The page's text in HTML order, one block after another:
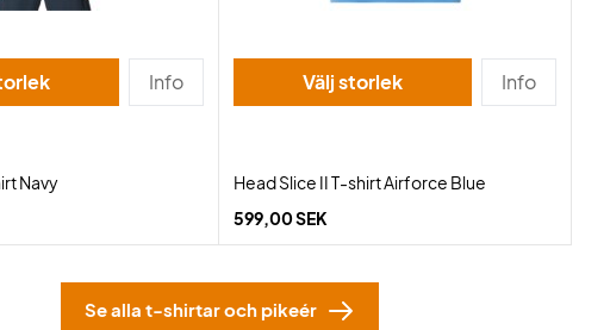
storlek Info
Navy
Välj storlek Info
Head Slice II T-shirt Airforce Blue
599,00 SEK
Se alla t-shirtar och pikeér